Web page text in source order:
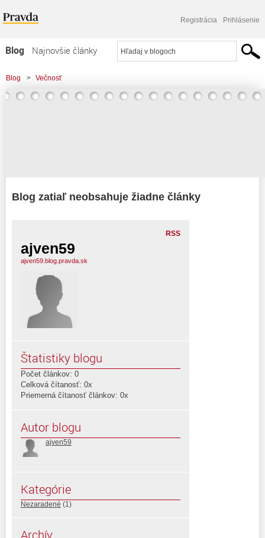
Registrácia Prihlásenie
Blog
Najnovšie články
Najčítanejšie články
Najkomentovanejšie články
Blog > Večnosť
Blog zatiaľ neobsahuje žiadne články
RSS
ajven59
ajven59.blog.pravda.sk
Štatistiky blogu
Počet článkov: 0
Celková čítanosť: 0x
Priemerná čítanosť článkov: 0x
Autor blogu
ajven59
Kategórie
Nezaradené (1)
Archív